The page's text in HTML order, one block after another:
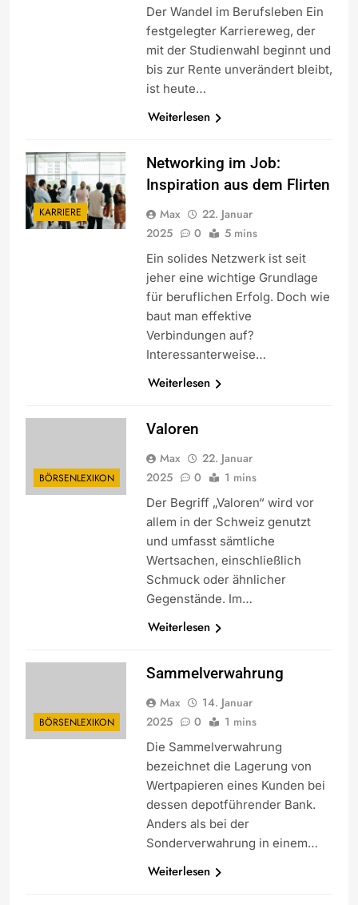
Der Wandel im Berufsleben Ein
festgelegter Karriereweg, der
mit der Studienwahl beginnt und
bis zur Rente unverändert bleibt,
ist heute…
Weiterlesen
KARRIERE
Networking im Job:
Inspiration aus dem Flirten
Max
22. Januar
2025
0 5 mins
Ein solides Netzwerk ist seit
jeher eine wichtige Grundlage
für beruflichen Erfolg. Doch wie
baut man effektive
Verbindungen auf?
Interessanterweise…
Weiterlesen
BÖRSENLEXIKON
Valoren
Max
22. Januar
2025
0 1 mins
Der Begriff „Valoren“ wird vor
allem in der Schweiz genutzt
und umfasst sämtliche
Wertsachen, einschließlich
Schmuck oder ähnlicher
Gegenstände. Im…
Weiterlesen
BÖRSENLEXIKON
Sammelverwahrung
Max
14. Januar
2025
0 1 mins
Die Sammelverwahrung
bezeichnet die Lagerung von
Wertpapieren eines Kunden bei
dessen depotführender Bank.
Anders als bei der
Sonderverwahrung in einem…
Weiterlesen